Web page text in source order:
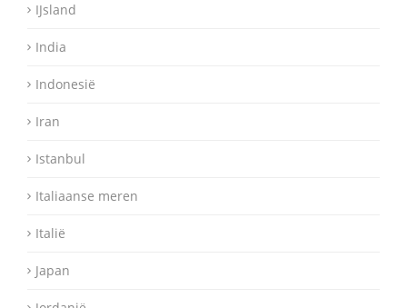
IJsland
India
Indonesië
Iran
Istanbul
Italiaanse meren
Italië
Japan